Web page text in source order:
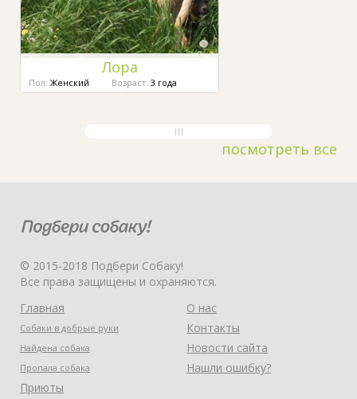
Лора
Пол: Женский Возраст: 3 года
посмотреть все
© 2015-2018 Подбери Собаку!
Все права защищены и охраняются.
Главная
Собаки в добрые руки
Найдена собака
Пропала собака
Приюты
О нас
Контакты
Новости сайта
Нашли ошибку?